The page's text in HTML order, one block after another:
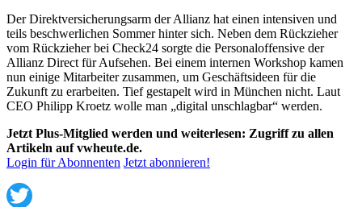
Der Direktversicherungsarm der Allianz hat einen intensiven und
teils beschwerlichen Sommer hinter sich. Neben dem Rückzieher
vom Rückzieher bei Check24 sorgte die Personaloffensive der
Allianz Direct für Aufsehen. Bei einem internen Workshop kamen
nun einige Mitarbeiter zusammen, um Geschäftsideen für die
Zukunft zu erarbeiten. Tief gestapelt wird in München nicht. Laut
CEO Philipp Kroetz wolle man „digital unschlagbar“ werden.
Jetzt Plus-Mitglied werden und weiterlesen: Zugriff zu allen
Artikeln auf vwheute.de.
Login für Abonnenten Jetzt abonnieren!